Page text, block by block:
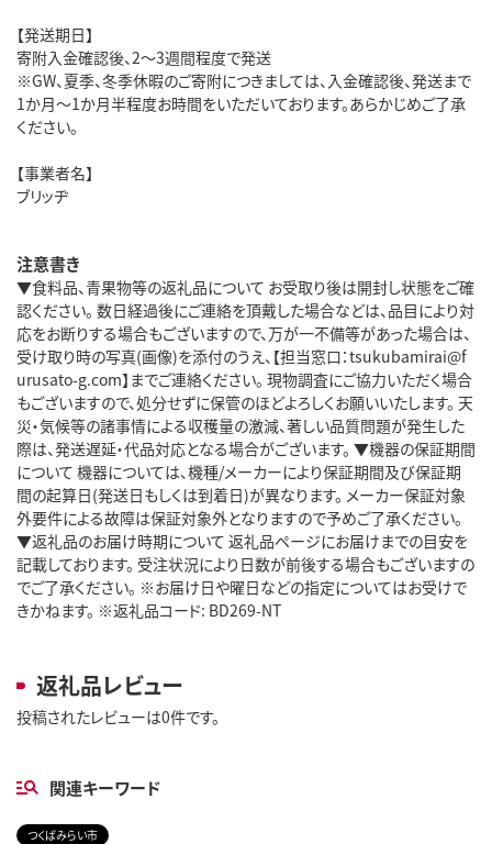
【発送期日】
寄附入金確認後、2～3週間程度で発送
※GW、夏季、冬季休暇のご寄附につきましては、入金確認後、発送まで
1か月～1か月半程度お時間をいただいております。あらかじめご了承
ください。
【事業者名】
ブリッヂ
注意書き
▼食料品、青果物等の返礼品について お受取り後は開封し状態をご確
認ください。 数日経過後にご連絡を頂戴した場合などは、品目により対
応をお断りする場合もございますので、万が一不備等があった場合は、
受け取り時の写真(画像)を添付のうえ、【担当窓口：tsukubamirai@f
urusato-g.com】までご連絡ください。 現物調査にご協力いただく場合
もございますので、処分せずに保管のほどよろしくお願いいたします。 天
災・気候等の諸事情による収穫量の激減、著しい品質問題が発生した
際は、発送遅延・代品対応となる場合がございます。 ▼機器の保証期間
について 機器については、機種/メーカーにより保証期間及び保証期
間の起算日(発送日もしくは到着日)が異なります。 メーカー保証対象
外要件による故障は保証対象外となりますので予めご了承ください。
▼返礼品のお届け時期について 返礼品ページにお届けまでの目安を
記載しております。 受注状況により日数が前後する場合もございますの
でご了承ください。 ※お届け日や曜日などの指定についてはお受けで
きかねます。 ※返礼品コード: BD269-NT
返礼品レビュー
投稿されたレビューは0件です。
関連キーワード
つくばみらい市